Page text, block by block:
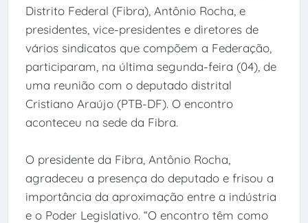
Distrito Federal (Fibra), Antônio Rocha, e
presidentes, vice-presidentes e diretores de
vários sindicatos que compõem a Federação,
participaram, na última segunda-feira (04), de
uma reunião com o deputado distrital
Cristiano Araújo (PTB-DF). O encontro
aconteceu na sede da Fibra.
O presidente da Fibra, Antônio Rocha,
agradeceu a presença do deputado e frisou a
importância da aproximação entre a indústria
e o Poder Legislativo. “O encontro têm como